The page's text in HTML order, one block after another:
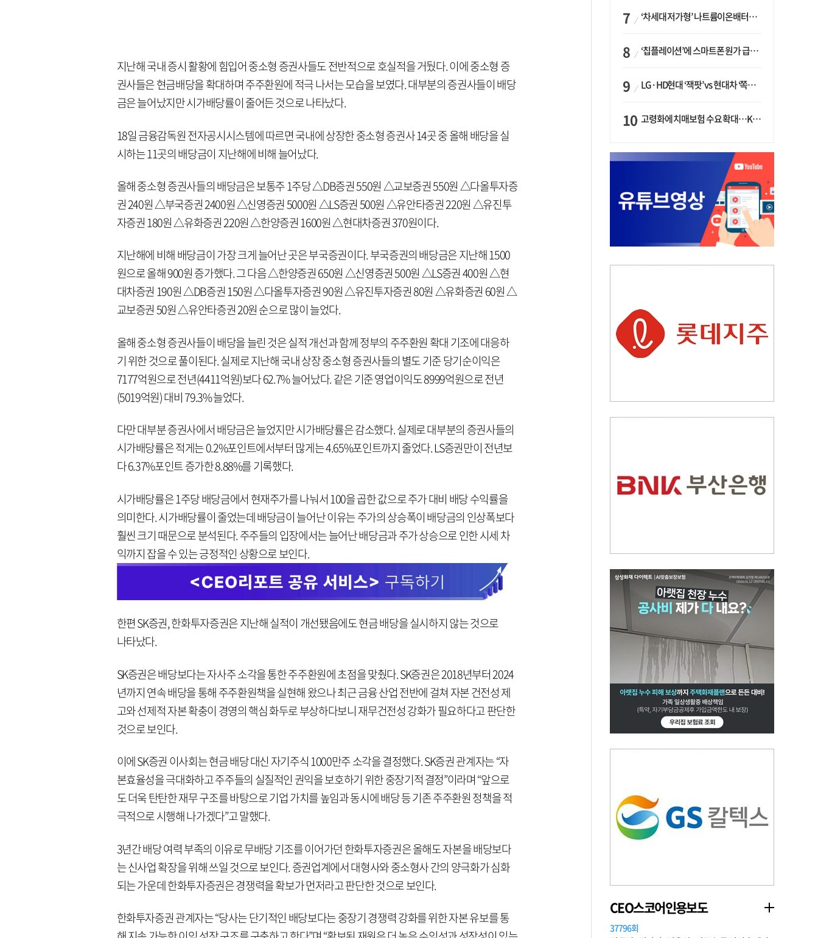
지난해 국내 증시 활황에 힘입어 중소형 증권사들도 전반적으로 호실적을 거뒀다. 이에 중소형 증
권사들은 현금배당을 확대하며 주주환원에 적극 나서는 모습을 보였다. 대부분의 증권사들이 배당
금은 늘어났지만 시가배당률이 줄어든 것으로 나타났다.
18일 금융감독원 전자공시시스템에 따르면 국내에 상장한 중소형 증권사 14곳 중 올해 배당을 실
시하는 11곳의 배당금이 지난해에 비해 늘어났다.
올해 중소형 증권사들의 배당금은 보통주 1주당 △DB증권 550원 △교보증권 550원 △다올투자증
권 240원 △부국증권 2400원 △신영증권 5000원 △LS증권 500원 △유안타증권 220원 △유진투
자증권 180원 △유화증권 220원 △한양증권 1600원 △현대차증권 370원이다.
지난해에 비해 배당금이 가장 크게 늘어난 곳은 부국증권이다. 부국증권의 배당금은 지난해 1500
원으로 올해 900원 증가했다. 그 다음 △한양증권 650원 △신영증권 500원 △LS증권 400원 △현
대차증권 190원 △DB증권 150원 △다올투자증권 90원 △유진투자증권 80원 △유화증권 60원 △
교보증권 50원 △유안타증권 20원 순으로 많이 늘었다.
올해 중소형 증권사들이 배당을 늘린 것은 실적 개선과 함께 정부의 주주환원 확대 기조에 대응하
기 위한 것으로 풀이된다. 실제로 지난해 국내 상장 중소형 증권사들의 별도 기준 당기순이익은
7177억원으로 전년(4411억원)보다 62.7% 늘어났다. 같은 기준 영업이익도 8999억원으로 전년
(5019억원) 대비 79.3% 늘었다.
다만 대부분 증권사에서 배당금은 늘었지만 시가배당률은 감소했다. 실제로 대부분의 증권사들의
시가배당률은 적게는 0.2%포인트에서부터 많게는 4.65%포인트까지 줄었다. LS증권만이 전년보
다 6.37%포인트 증가한 8.88%를 기록했다.
시가배당률은 1주당 배당금에서 현재주가를 나눠서 100을 곱한 값으로 주가 대비 배당 수익률을
의미한다. 시가배당률이 줄었는데 배당금이 늘어난 이유는 주가의 상승폭이 배당금의 인상폭보다
훨씬 크기 때문으로 분석된다. 주주들의 입장에서는 늘어난 배당금과 주가 상승으로 인한 시세 차
익까지 잡을 수 있는 긍정적인 상황으로 보인다.
한편 SK증권, 한화투자증권은 지난해 실적이 개선됐음에도 현금 배당을 실시하지 않는 것으로
나타났다.
SK증권은 배당보다는 자사주 소각을 통한 주주환원에 초점을 맞췄다. SK증권은 2018년부터 2024
년까지 연속 배당을 통해 주주환원책을 실현해 왔으나 최근 금융 산업 전반에 걸쳐 자본 건전성 제
고와 선제적 자본 확충이 경영의 핵심 화두로 부상하다보니 재무건전성 강화가 필요하다고 판단한
것으로 보인다.
이에 SK증권 이사회는 현금 배당 대신 자기주식 1000만주 소각을 결정했다. SK증권 관계자는 “자
본효율성을 극대화하고 주주들의 실질적인 권익을 보호하기 위한 중장기적 결정”이라며 “앞으로
도 더욱 탄탄한 재무 구조를 바탕으로 기업 가치를 높임과 동시에 배당 등 기존 주주환원 정책을 적
극적으로 시행해 나가겠다”고 말했다.
3년간 배당 여력 부족의 이유로 무배당 기조를 이어가던 한화투자증권은 올해도 자본을 배당보다
는 신사업 확장을 위해 쓰일 것으로 보인다. 증권업계에서 대형사와 중소형사 간의 양극화가 심화
되는 가운데 한화투자증권은 경쟁력을 확보가 먼저라고 판단한 것으로 보인다.
한화투자증권 관계자는 “당사는 단기적인 배당보다는 중장기 경쟁력 강화를 위한 자본 유보를 통
‘차세대 저가형’ 나트륨이온배터리 시대 오나…LG화학·에코프로, 상용화 속도낸다
‘칩플레이션’에 스마트폰 원가 급등…삼성전자, ‘엑시노스’ 채택 확대하나
LG·HD현대 ‘잭팟’ vs 현대차 ‘쪽박’…글로벌 사모펀드, 韓 대기업 투자 ‘희비’
고령화에 치매보험 수요 확대…KB손보·삼성화재가 ‘시장 주도’
CEO스코어인용보도
37796회